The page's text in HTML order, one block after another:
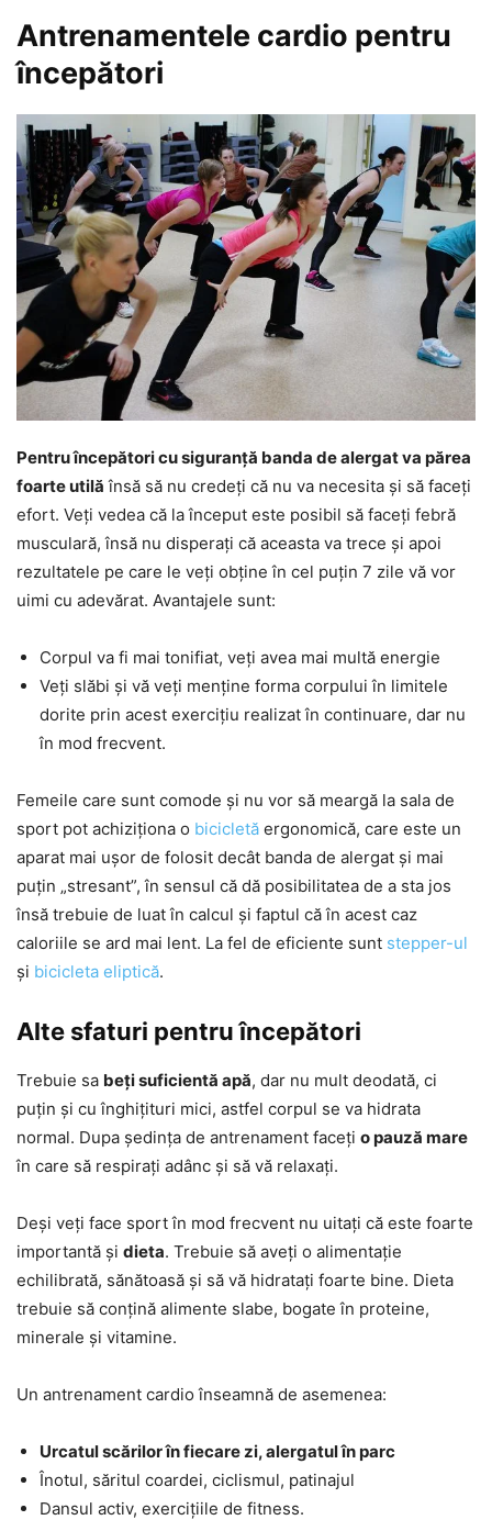
Antrenamentele cardio pentru
începători
Pentru începători cu siguranță banda de alergat va părea
foarte utilă însă să nu credeți că nu va necesita și să faceți
efort. Veți vedea că la început este posibil să faceți febră
musculară, însă nu disperați că aceasta va trece și apoi
rezultatele pe care le veți obține în cel puțin 7 zile vă vor
uimi cu adevărat. Avantajele sunt:
Corpul va fi mai tonifiat, veți avea mai multă energie
Veți slăbi și vă veți menține forma corpului în limitele
dorite prin acest exercițiu realizat în continuare, dar nu
în mod frecvent.
Femeile care sunt comode și nu vor să meargă la sala de
sport pot achiziționa o bicicletă ergonomică, care este un
aparat mai ușor de folosit decât banda de alergat și mai
puțin „stresant”, în sensul că dă posibilitatea de a sta jos
însă trebuie de luat în calcul și faptul că în acest caz
caloriile se ard mai lent. La fel de eficiente sunt stepper-ul
și bicicleta eliptică.
Alte sfaturi pentru începători
Trebuie sa beți suficientă apă, dar nu mult deodată, ci
puțin și cu înghițituri mici, astfel corpul se va hidrata
normal. Dupa ședința de antrenament faceți o pauză mare
în care să respirați adânc și să vă relaxați.
Deși veți face sport în mod frecvent nu uitați că este foarte
importantă și dieta. Trebuie să aveți o alimentație
echilibrată, sănătoasă și să vă hidratați foarte bine. Dieta
trebuie să conțină alimente slabe, bogate în proteine,
minerale și vitamine.
Un antrenament cardio înseamnă de asemenea:
Urcatul scărilor în fiecare zi, alergatul în parc
Înotul, săritul coardei, ciclismul, patinajul
Dansul activ, exercițiile de fitness.